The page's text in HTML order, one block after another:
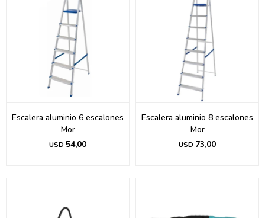
Escalera aluminio 6 escalones
Mor
USD 54,00
Escalera aluminio 8 escalones
Mor
USD 73,00